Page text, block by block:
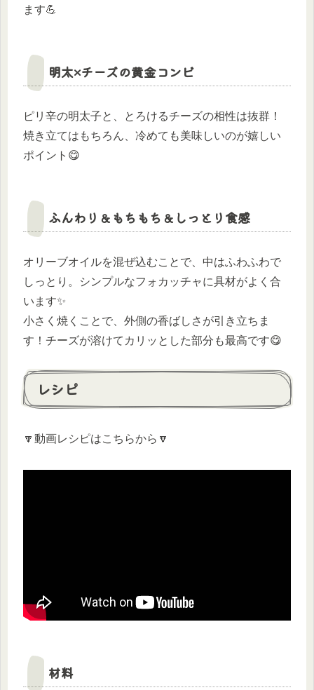
ます💪
明太×チーズの黄金コンビ
ピリ辛の明太子と、とろけるチーズの相性は抜群！
焼き立てはもちろん、冷めても美味しいのが嬉しい
ポイント😋
ふんわり＆もちもち＆しっとり食感
オリーブオイルを混ぜ込むことで、中はふわふわで
しっとり。シンプルなフォカッチャに具材がよく合
います✨
小さく焼くことで、外側の香ばしさが引き立ちま
す！チーズが溶けてカリッとした部分も最高です😋
レシピ
🔽動画レシピはこちらから🔽
材料